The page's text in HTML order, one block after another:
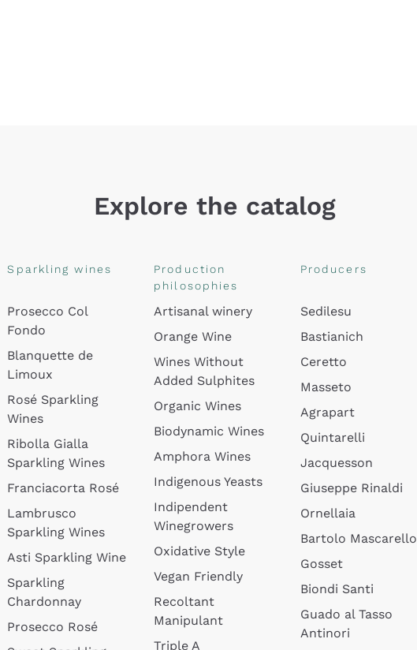
Explore the catalog
Sparkling wines
Prosecco Col
Fondo
Blanquette de
Limoux
Rosé Sparkling
Wines
Ribolla Gialla
Sparkling Wines
Franciacorta Rosé
Lambrusco
Sparkling Wines
Asti Sparkling Wine
Sparkling
Chardonnay
Prosecco Rosé
Production
philosophies
Artisanal winery
Orange Wine
Wines Without
Added Sulphites
Organic Wines
Biodynamic Wines
Amphora Wines
Indigenous Yeasts
Indipendent
Winegrowers
Oxidative Style
Vegan Friendly
Recoltant
Manipulant
Triple A
Producers
Sedilesu
Bastianich
Ceretto
Masseto
Agrapart
Quintarelli
Jacquesson
Giuseppe Rinaldi
Ornellaia
Bartolo Mascarello
Gosset
Biondi Santi
Guado al Tasso
Antinori